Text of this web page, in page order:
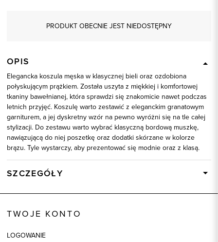
PRODUKT OBECNIE JEST NIEDOSTĘPNY
OPIS
Elegancka koszula męska w klasycznej bieli oraz ozdobiona
połyskującym prążkiem. Została uszyta z miękkiej i komfortowej
tkaniny bawełnianej, która sprawdzi się znakomicie nawet podczas
letnich przyjęć. Koszulę warto zestawić z eleganckim granatowym
garniturem, a jej dyskretny wzór na pewno wyróżni się na tle całej
stylizacji. Do zestawu warto wybrać klasyczną bordową muszkę,
nawiązującą do niej poszetkę oraz dodatki skórzane w kolorze
brązu. Tyle wystarczy, aby prezentować się modnie oraz z klasą.
SZCZEGÓŁY
TWOJE KONTO
LOGOWANIE